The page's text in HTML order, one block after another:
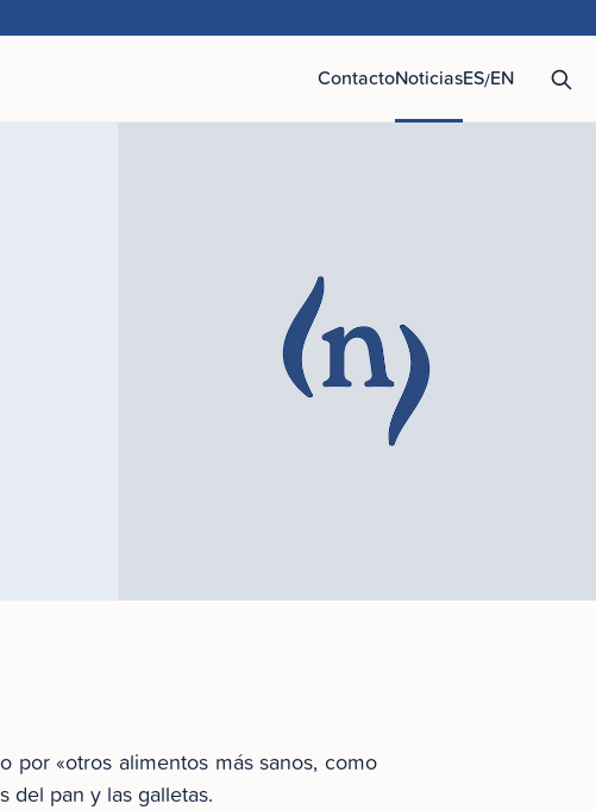
ContactoNoticiasES/EN
por «otros alimentos más sanos, como
del pan y las galletas.